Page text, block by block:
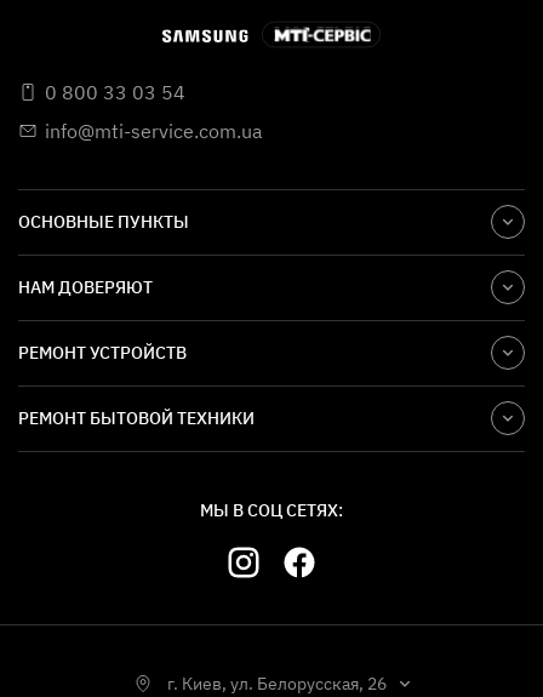
0 800 33 03 54
info@mti-service.com.ua
ОСНОВНЫЕ ПУНКТЫ
НАМ ДОВЕРЯЮТ
РЕМОНТ УСТРОЙСТВ
РЕМОНТ БЫТОВОЙ ТЕХНИКИ
МЫ В СОЦ СЕТЯХ:
г. Киев, ул. Белорусская, 26